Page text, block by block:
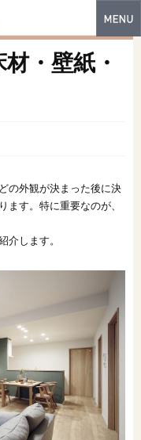
ス
・壁紙・
の外観が決まった後に決
ます。特に重要なのが、
介します。